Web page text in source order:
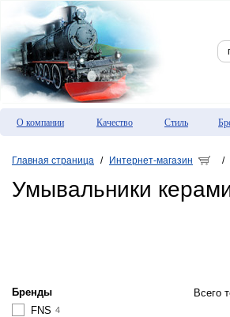
О компании Качество Стиль
Главная страница / Интернет-магазин /
Умывальники
Бренды
FNS 4
Всего